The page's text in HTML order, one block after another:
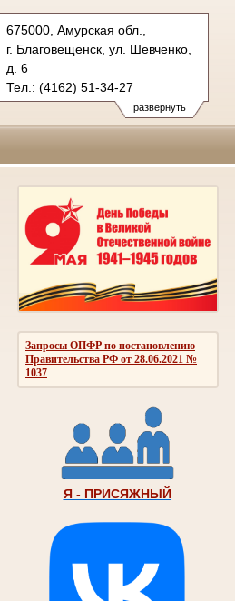
развернуть
675000, Амурская обл.,
г. Благовещенск, ул. Шевченко,
д. 6
Тел.: (4162) 51-34-27
oblsud.amr@sudrf.ru
Запросы ОПФР по постановлению
Правительства РФ от 28.06.2021 №
1037
Я - ПРИСЯЖНЫЙ